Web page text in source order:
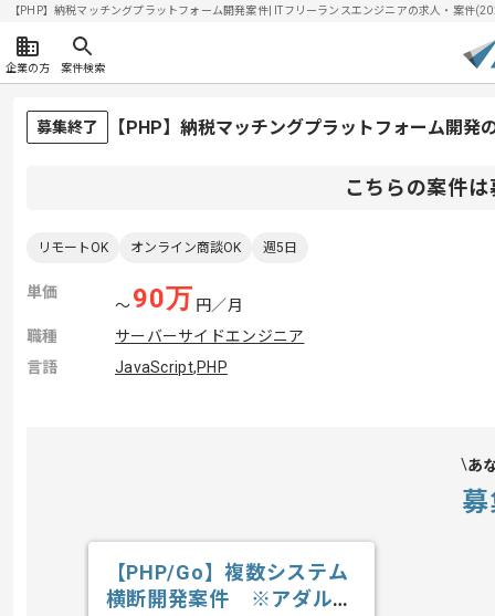
【PHP】納税マッチングプラットフォーム開発案件| ITフリーランスエンジニアの求人・案件
企業の方 案件検索
募集終了 【PHP】納税マッチングプラットフォーム開発
こちらの案件
リモートOK オンライン商談OK 週5日
単価
〜90万 円／月
職種
サーバーサイドエンジニア
言語
JavaScript,PHP
あ
【PHP/Go】複数システム
横断開発案件 ※アダルト